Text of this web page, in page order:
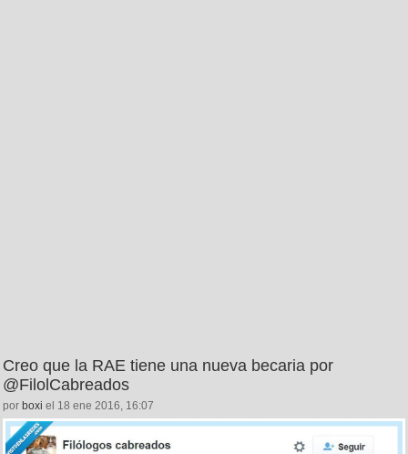
Creo que la RAE tiene una nueva becaria por
@FilolCabreados
por boxi el 18 ene 2016, 16:07